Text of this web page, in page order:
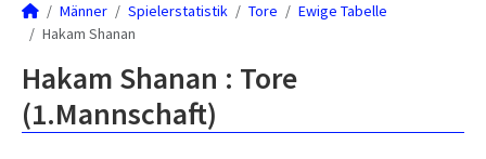
Männer Spielerstatistik Tore
Ewige Tabelle
Hakam Shanan
Hakam Shanan : Tore
(1.Mannschaft)